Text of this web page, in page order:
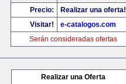
Precio:
Realizar una oferta!
Visitar!
e-catalogos.com
Serán consideradas ofertas
Realizar una Oferta